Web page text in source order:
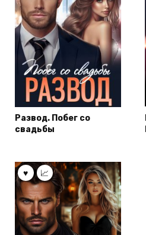
Развод. Побег со
свадьбы